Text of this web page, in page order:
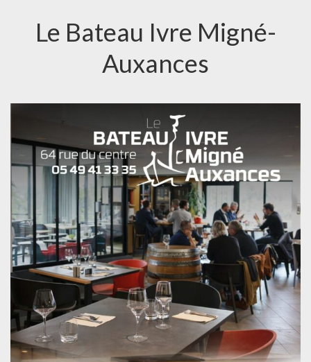
Le Bateau Ivre Migné-
Auxances